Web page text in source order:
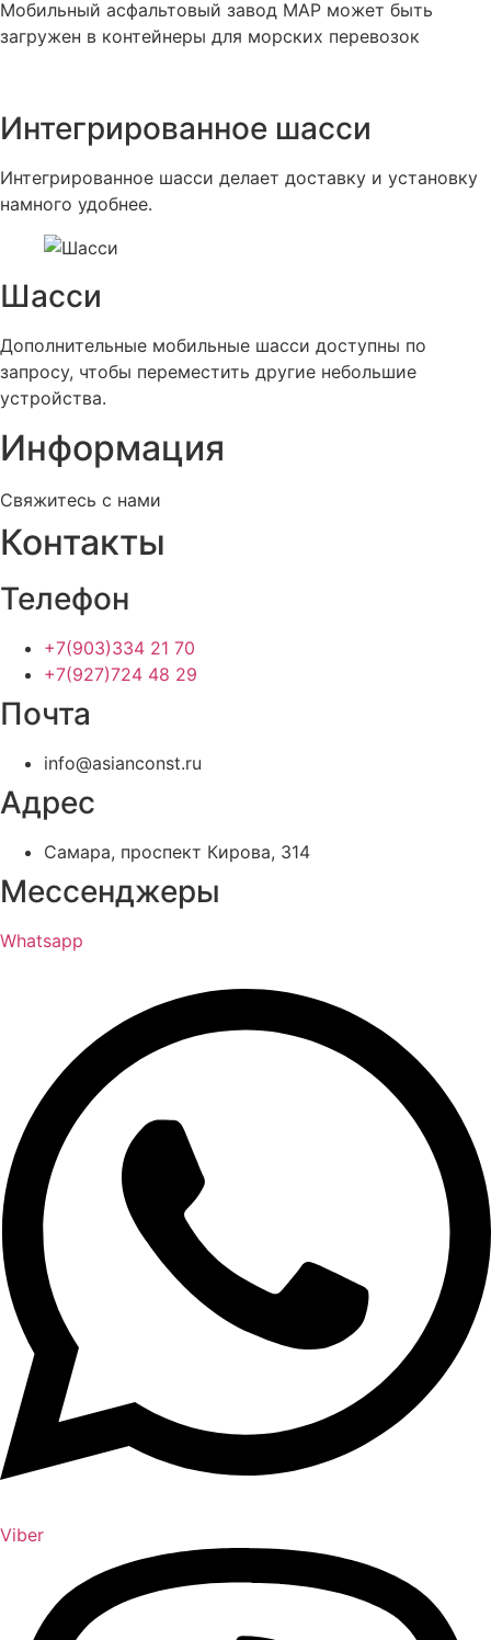
Мобильный асфальтовый завод MAP может быть
загружен в контейнеры для морских перевозок
Интегрированное шасси
Интегрированное шасси делает доставку и установку
намного удобнее.
Шасси
Дополнительные мобильные шасси доступны по
запросу, чтобы переместить другие небольшие
устройства.
Информация
Свяжитесь с нами
Контакты
Телефон
+7(903)334 21 70
+7(927)724 48 29
Почта
info@asianconst.ru
Адрес
Самара, проспект Кирова, 314
Мессенджеры
Whatsapp
Viber